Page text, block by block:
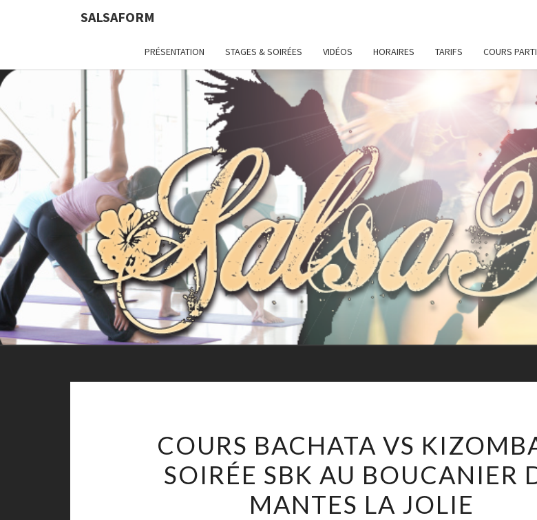
SALSAFORM
PRÉSENTATION STAGES & SOIRÉES VIDÉOS HORAIRES TARIFS COURS
Cours
De
Danses
Latines
Et De
Remise
En
Forme
BACHATA
VS
KIZOMBA
+
COURS BACHATA VS
SOIRÉE SBK AU BOUCANIER
MANTES LA JOLIE